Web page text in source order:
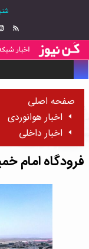
شنبه ۱۷
صفحه اصلی
اخبار هوانوردی
اخبار داخلی
فرودگاه امام